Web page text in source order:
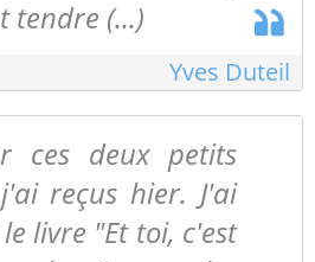
tendre (...)
Yves Duteil
ces deux petits
reçus hier. J'ai
livre "Et toi, c'est